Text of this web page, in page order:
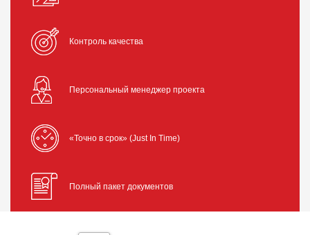
Контроль качества
Персональный менеджер проекта
«Точно в срок» (Just In Time)
Полный пакет документов